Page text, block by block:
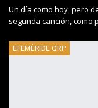
Un día como hoy, pero
segunda canción, como
EFEMÉRIDE QRP